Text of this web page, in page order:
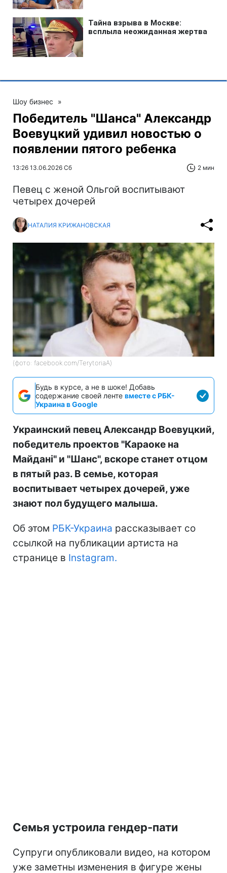
Шоу бизнес »
Победитель "Шанса" Александр
Воевуцкий удивил новостью о
появлении пятого ребенка
13:26 13.06.2026 Сб 2 мин
Певец с женой Ольгой воспитывают
четырех дочерей
НАТАЛИЯ КРИЖАНОВСКАЯ
(фото: facebook.com/TerytoriaA)
Будь в курсе, а не в шоке! Добавь
содержание своей ленте вместе с РБК-
Украина в Google
Украинский певец Александр Воевуцкий,
победитель проектов "Караоке на
Майдані" и "Шанс", вскоре станет отцом
в пятый раз. В семье, которая
воспитывает четырех дочерей, уже
знают пол будущего малыша.
Об этом РБК-Украина рассказывает со
ссылкой на публикации артиста на
странице в Instagram.
Семья устроила гендер-пати
Супруги опубликовали видео, на котором
уже заметны изменения в фигуре жены